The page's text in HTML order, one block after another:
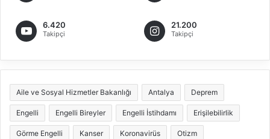
6.420
Takipçi
21.200
Takipçi
Aile ve Sosyal Hizmetler Bakanlığı Antalya Deprem
Engelli Engelli Bireyler Engelli İstihdamı Erişilebilirlik
Görme Engelli Kanser Koronavirüs Otizm